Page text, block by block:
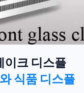
이크 디스플
식품 디스플